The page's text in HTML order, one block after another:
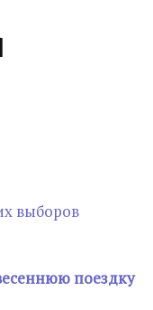
выборов
поездку